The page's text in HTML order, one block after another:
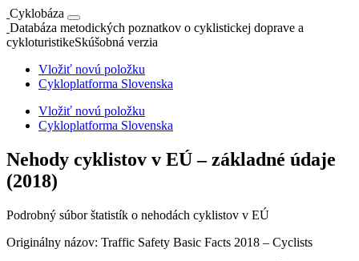
Cyklobáza
Databáza metodických poznatkov o cyklistickej doprave a
cykloturistikeSkúšobná verzia
Vložiť novú položku
Cykloplatforma Slovenska
Vložiť novú položku
Cykloplatforma Slovenska
Nehody cyklistov v EÚ – základné údaje
(2018)
Podrobný súbor štatistík o nehodách cyklistov v EÚ
Originálny názov: Traffic Safety Basic Facts 2018 – Cyclists